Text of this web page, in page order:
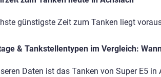
günstigste Zeit zum Tanken liegt
& Tankstellentypen im Vergleich:
Daten ist das Tanken von Super E5